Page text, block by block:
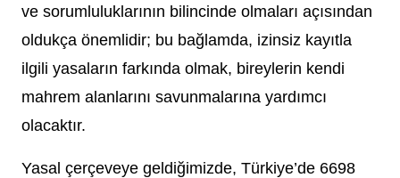
ve sorumluluklarının bilincinde olmaları açısından
oldukça önemlidir; bu bağlamda, izinsiz kayıtla
ilgili yasaların farkında olmak, bireylerin kendi
mahrem alanlarını savunmalarına yardımcı
olacaktır.
Yasal çerçeveye geldiğimizde, Türkiye’de 6698